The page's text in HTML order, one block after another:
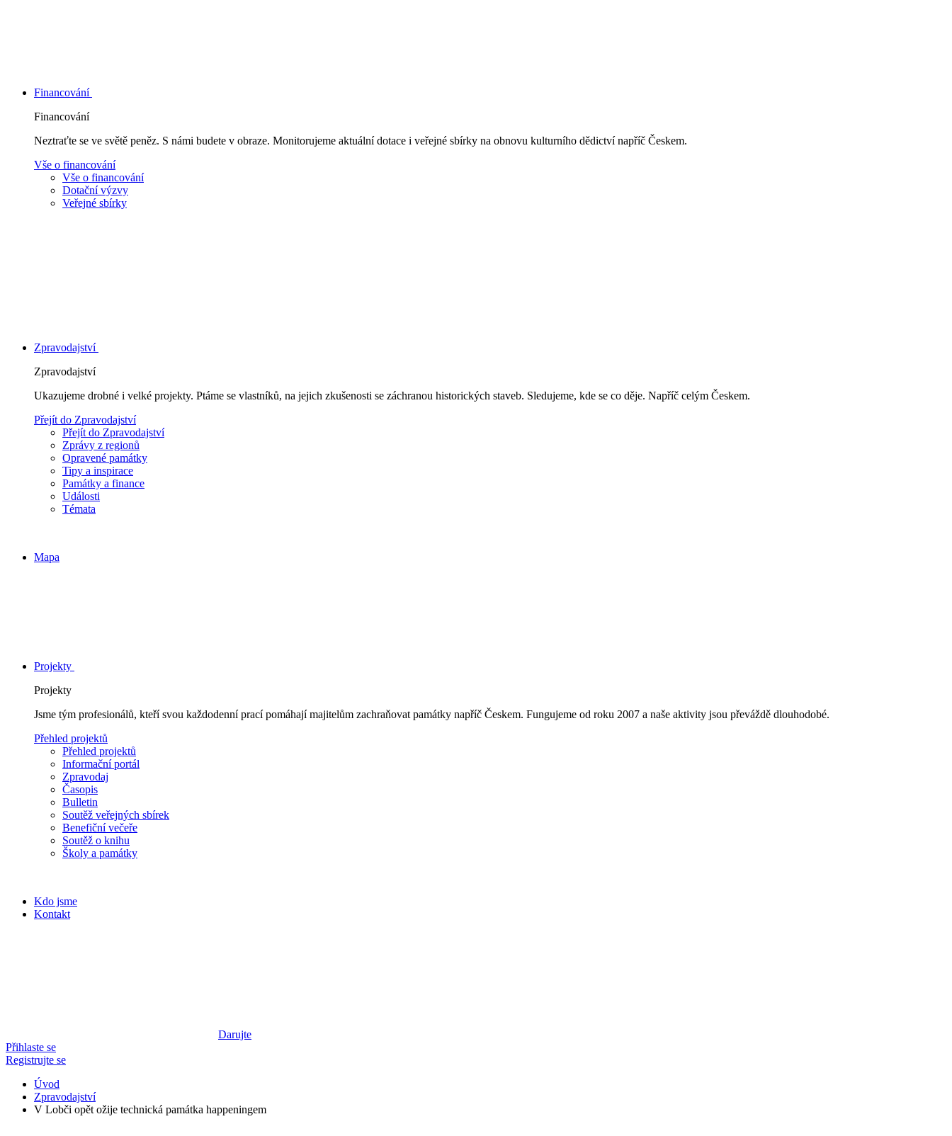
Financování
Financování
Neztraťte se ve světě peněz. S námi budete v obraze. Monitorujeme aktuální dotace i veřejné sbírky na obnovu kulturního dědictví napříč Českem.
Vše o financování
Vše o financování
Dotační výzvy
Veřejné sbírky
Zpravodajství
Zpravodajství
Ukazujeme drobné i velké projekty. Ptáme se vlastníků, na jejich zkušenosti se záchranou historických staveb. Sledujeme, kde se co děje. Napříč celým Českem.
Přejít do Zpravodajství
Přejít do Zpravodajství
Zprávy z regionů
Opravené památky
Tipy a inspirace
Památky a finance
Události
Témata
Mapa
Projekty
Projekty
Jsme tým profesionálů, kteří svou každodenní prací pomáhají majitelům zachraňovat památky napříč Českem. Fungujeme od roku 2007 a naše aktivity jsou převáždě dlouhodobé.
Přehled projektů
Přehled projektů
Informační portál
Zpravodaj
Časopis
Bulletin
Soutěž veřejných sbírek
Benefiční večeře
Soutěž o knihu
Školy a památky
Kdo jsme
Kontakt
Darujte
Přihlaste se
Registrujte se
Úvod
Zpravodajství
V Lobči opět ožije technická památka happeningem